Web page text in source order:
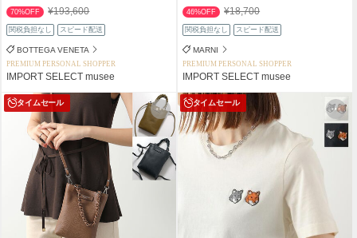
70%OFF ¥193,600
関税負担なし スピード配送
BOTTEGA VENETA
PREMIUM PERSONAL SHOPPER
IMPORT SELECT musee
46%OFF ¥18,700
関税負担なし スピード配送
MARNI
PREMIUM PERSONAL SHOPPER
IMPORT SELECT musee
タイムセール タイムセール